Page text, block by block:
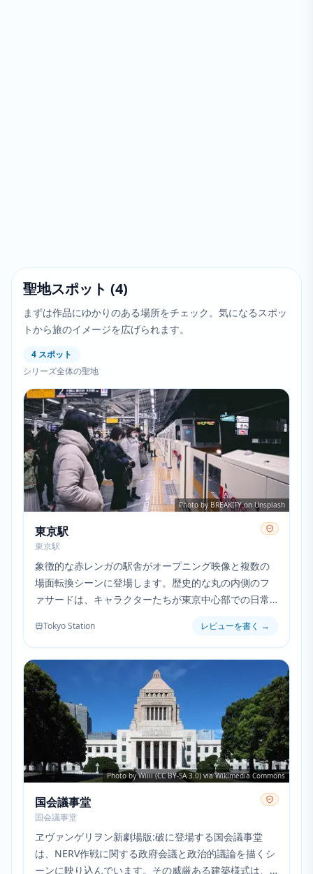
聖地スポット (4)
まずは作品にゆかりのある場所をチェック。気になるスポッ
トから旅のイメージを広げられます。
4 スポット
シリーズ全体の聖地
Photo by BREAKIFY on Unsplash
東京駅
東京駅
象徴的な赤レンガの駅舎がオープニング映像と複数の
場面転換シーンに登場します。歴史的な丸の内側のフ
ァサードは、キャラクターたちが東京中心部での日常
Tokyo Station レビューを書く →
Photo by Wiiii (CC BY-SA 3.0) via Wikimedia Commons
国会議事堂
国会議事堂
ヱヴァンゲリヲン新劇場版:破に登場する国会議事堂
は、NERV作戦に関する政府会議と政治的議論を描くシ
ーンに映り込んでいます。その威厳ある建築様式は、